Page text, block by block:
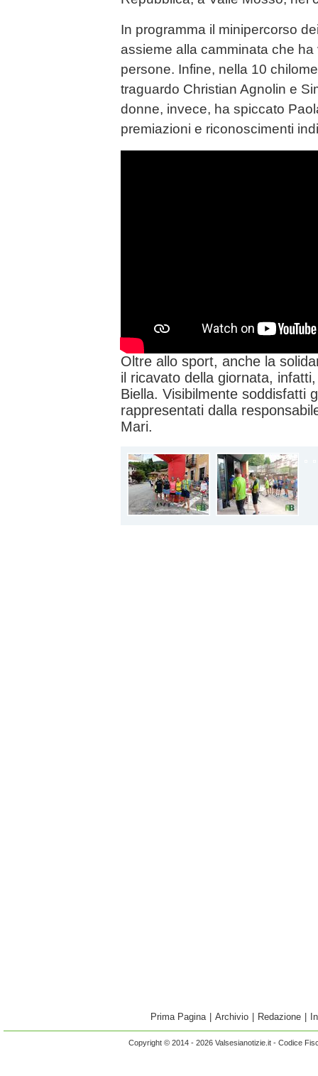
In programma il minipercorso
assieme alla camminata che
persone. Infine, nella 10
traguardo Christian Agnolin e
donne, invece, ha spiccato
premiazioni e riconoscimenti
Oltre allo sport, anche la
il ricavato della giornata,
Biella. Visibilmente soddisfatti
rappresentati dalla
Mari.
Prima Pagina | Archivio | Redazione |
Copyright © 2014 - 2026 Valsesianotizie.it - Codice